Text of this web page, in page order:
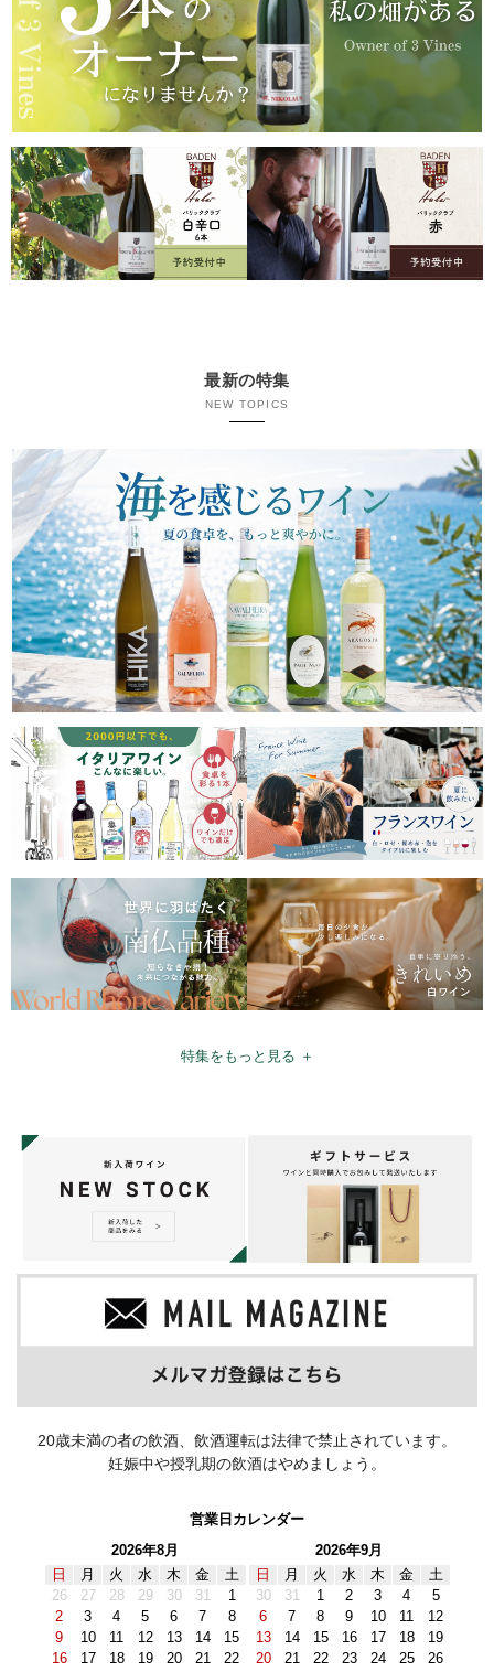
最新の特集
NEW TOPICS
特集をもっと見る ＋
20歳未満の者の飲酒、飲酒運転は法律で禁止されています。
妊娠中や授乳期の飲酒はやめましょう。
営業日カレンダー
2026年8月
日
月 火 水 木 金
土
26
27 28 29 30 31
1
2
3 4 5 6 7
8
9
10 11 12 13 14
15
16
17 18 19 20 21
22
2026年9月
日
月 火 水 木 金
土
30
31 1 2 3 4
5
6
7 8 9 10 11
12
13
14 15 16 17 18
19
20
21 22 23 24 25
26